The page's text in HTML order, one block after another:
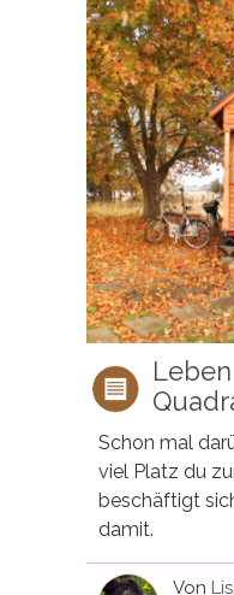
Schon mal
viel Platz du
beschäftigt
damit.
Von